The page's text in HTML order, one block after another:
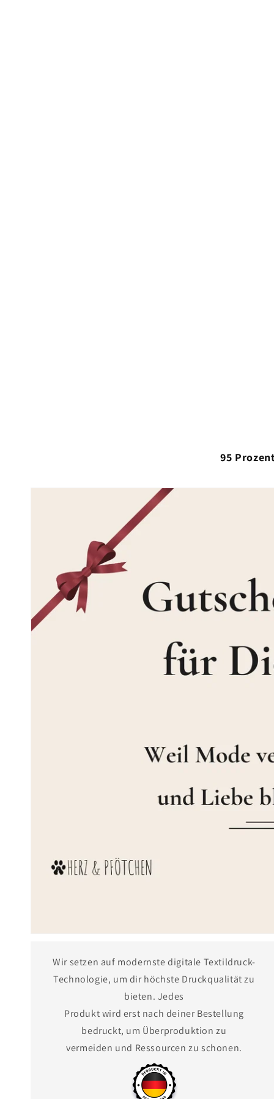
95
Wir setzen auf modernste digitale Textildruck-
Technologie, um dir höchste Druckqualität zu
bieten. Jedes
Produkt wird erst nach deiner Bestellung
bedruckt, um Überproduktion zu
vermeiden und Ressourcen zu schonen.